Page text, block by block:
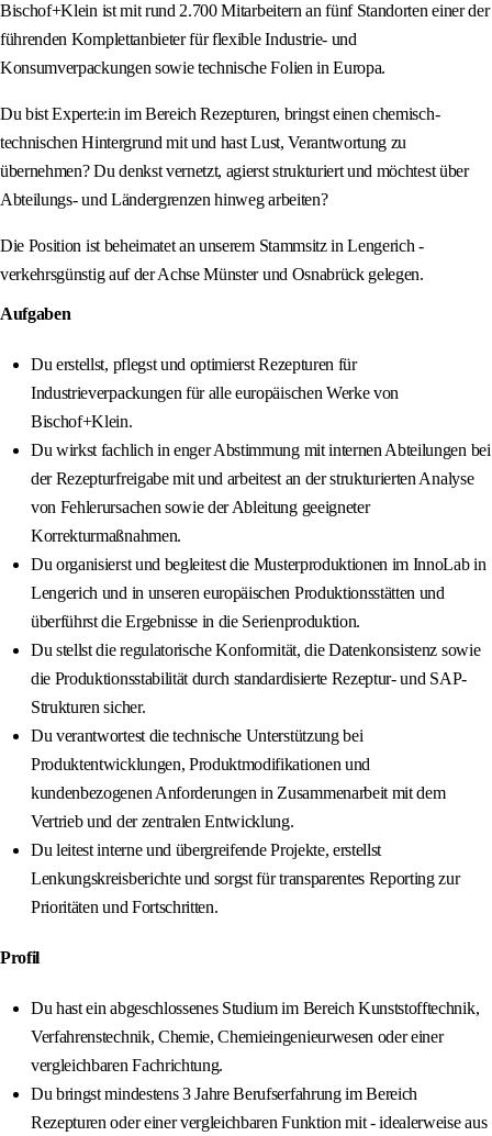
Bischof+Klein ist mit rund 2.700 Mitarbeitern an fünf Standorten einer der
führenden Komplettanbieter für flexible Industrie- und
Konsumverpackungen sowie technische Folien in Europa.
Du bist Experte:in im Bereich Rezepturen, bringst einen chemisch-
technischen Hintergrund mit und hast Lust, Verantwortung zu
übernehmen? Du denkst vernetzt, agierst strukturiert und möchtest über
Abteilungs- und Ländergrenzen hinweg arbeiten?
Die Position ist beheimatet an unserem Stammsitz in Lengerich -
verkehrsgünstig auf der Achse Münster und Osnabrück gelegen.
Aufgaben
Du erstellst, pflegst und optimierst Rezepturen für
Industrieverpackungen für alle europäischen Werke von
Bischof+Klein.
Du wirkst fachlich in enger Abstimmung mit internen Abteilungen bei
der Rezepturfreigabe mit und arbeitest an der strukturierten Analyse
von Fehlerursachen sowie der Ableitung geeigneter
Korrekturmaßnahmen.
Du organisierst und begleitest die Musterproduktionen im InnoLab in
Lengerich und in unseren europäischen Produktionsstätten und
überführst die Ergebnisse in die Serienproduktion.
Du stellst die regulatorische Konformität, die Datenkonsistenz sowie
die Produktionsstabilität durch standardisierte Rezeptur- und SAP-
Strukturen sicher.
Du verantwortest die technische Unterstützung bei
Produktentwicklungen, Produktmodifikationen und
kundenbezogenen Anforderungen in Zusammenarbeit mit dem
Vertrieb und der zentralen Entwicklung.
Du leitest interne und übergreifende Projekte, erstellst
Lenkungskreisberichte und sorgst für transparentes Reporting zur
Prioritäten und Fortschritten.
Profil
Du hast ein abgeschlossenes Studium im Bereich Kunststofftechnik,
Verfahrenstechnik, Chemie, Chemieingenieurwesen oder einer
vergleichbaren Fachrichtung.
Du bringst mindestens 3 Jahre Berufserfahrung im Bereich
Rezepturen oder einer vergleichbaren Funktion mit - idealerweise aus